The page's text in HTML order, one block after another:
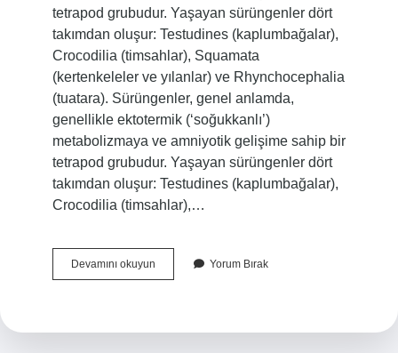
tetrapod grubudur. Yaşayan sürüngenler dört
takımdan oluşur: Testudines (kaplumbağalar),
Crocodilia (timsahlar), Squamata
(kertenkeleler ve yılanlar) ve Rhynchocephalia
(tuatara). Sürüngenler, genel anlamda,
genellikle ektotermik (‘soğukkanlı’)
metabolizmaya ve amniyotik gelişime sahip bir
tetrapod grubudur. Yaşayan sürüngenler dört
takımdan oluşur: Testudines (kaplumbağalar),
Crocodilia (timsahlar),…
Devamını okuyunTimsah
Sürüngen
Yorum Bırak